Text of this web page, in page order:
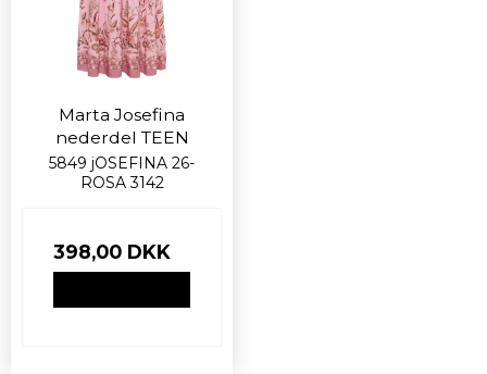
Marta Josefina
nederdel TEEN
5849 jOSEFINA 26-
ROSA 3142
398,00 DKK